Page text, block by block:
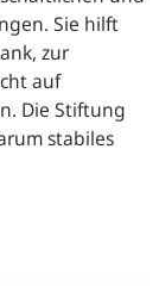
Sie hilft
zur
auf
Die Stiftung
stabiles